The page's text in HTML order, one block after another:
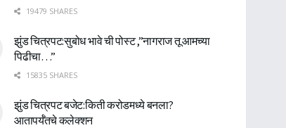
19479 SHARES
झुंड चित्रपट:सुबोध भावे ची पोस्ट ,”नागराज तू आमच्या
पिढीचा…”
15835 SHARES
झुंड चित्रपट बजेट:किती करोडमध्ये बनला?
आतापर्यँतचे कलेक्शन